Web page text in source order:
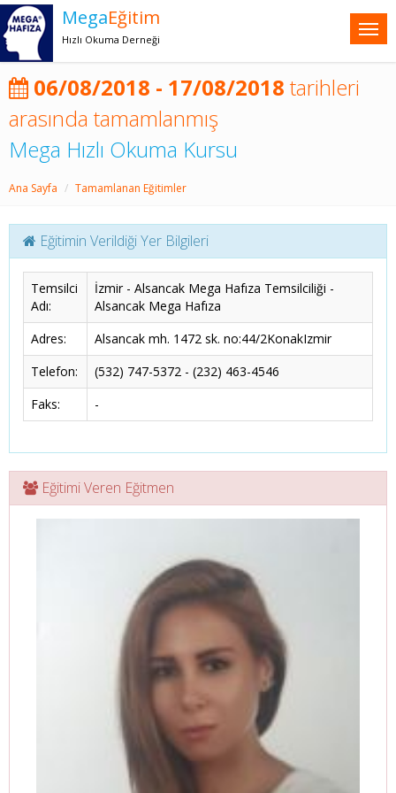
MegaEğitim
Hızlı Okuma Derneği
06/08/2018 - 17/08/2018 tarihleri
arasında tamamlanmış
Mega Hızlı Okuma Kursu
Ana Sayfa Tamamlanan Eğitimler
Eğitimin Verildiği Yer Bilgileri
Temsilci
Adı:
İzmir - Alsancak Mega Hafıza Temsilciliği -
Alsancak Mega Hafıza
Adres:
Alsancak mh. 1472 sk. no:44/2KonakIzmir
Telefon:
(532) 747-5372 - (232) 463-4546
Faks:
-
Eğitimi Veren Eğitmen